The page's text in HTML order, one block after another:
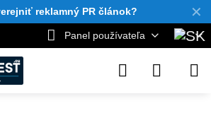
✕
reklamný PR článok?
Panel používateľa